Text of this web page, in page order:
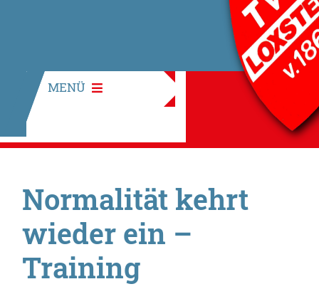
MENÜ
Normalität kehrt
wieder ein –
Training